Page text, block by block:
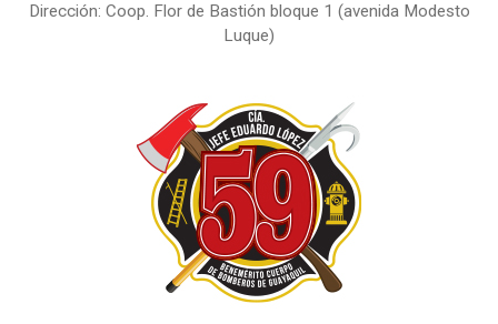
Dirección: Coop. Flor de Bastión bloque 1 (avenida Modesto
Luque)